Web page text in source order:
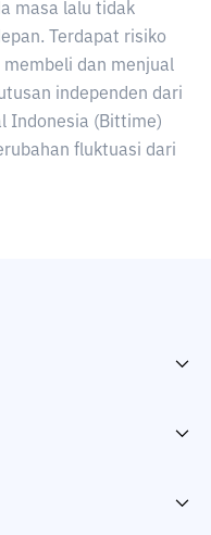
masa lalu tidak
Terdapat risiko
dan menjual
independen dari
Indonesia (Bittime)
fluktuasi dari